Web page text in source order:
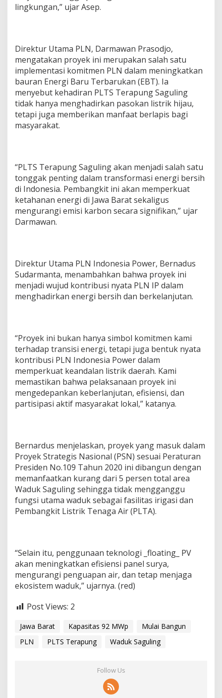
W
p
a
u
k
S
a
g
u
l
a
w
a
B
a
r
lingkungan,” ujar Asep.
Direktur Utama PLN, Darmawan Prasodjo,
mengatakan proyek ini merupakan salah satu
implementasi komitmen PLN dalam meningkatkan
bauran Energi Baru Terbarukan (EBT). Ia
menyebut kehadiran PLTS Terapung Saguling
tidak hanya menghadirkan pasokan listrik hijau,
tetapi juga memberikan manfaat berlapis bagi
masyarakat.
“PLTS Terapung Saguling akan menjadi salah satu
tonggak penting dalam transformasi energi bersih
di Indonesia. Pembangkit ini akan memperkuat
ketahanan energi di Jawa Barat sekaligus
mengurangi emisi karbon secara signifikan,” ujar
Darmawan.
Direktur Utama PLN Indonesia Power, Bernadus
Sudarmanta, menambahkan bahwa proyek ini
menjadi wujud kontribusi nyata PLN IP dalam
menghadirkan energi bersih dan berkelanjutan.
“Proyek ini bukan hanya simbol komitmen kami
terhadap transisi energi, tetapi juga bentuk nyata
kontribusi PLN Indonesia Power dalam
memperkuat keandalan listrik daerah. Kami
memastikan bahwa pelaksanaan proyek ini
mengedepankan keberlanjutan, efisiensi, dan
partisipasi aktif masyarakat lokal,” katanya.
Bernardus menjelaskan, proyek yang masuk dalam
Proyek Strategis Nasional (PSN) sesuai Peraturan
Presiden No.109 Tahun 2020 ini dibangun dengan
memanfaatkan kurang dari 5 persen total area
Waduk Saguling sehingga tidak mengganggu
fungsi utama waduk sebagai fasilitas irigasi dan
Pembangkit Listrik Tenaga Air (PLTA).
“Selain itu, penggunaan teknologi _floating_ PV
akan meningkatkan efisiensi panel surya,
mengurangi penguapan air, dan tetap menjaga
ekosistem waduk,” ujarnya. (red)
Post Views: 2
Jawa Barat Kapasitas 92 MWp
Mulai Bangun
PLN
PLTS Terapung Waduk Saguling
Follow Us